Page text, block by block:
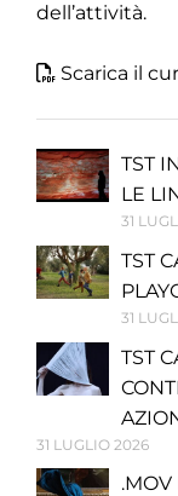
dell’attività.
Scarica il
TST
LE
31
TST
31
TST
31 LUGLIO 2026
.MOV